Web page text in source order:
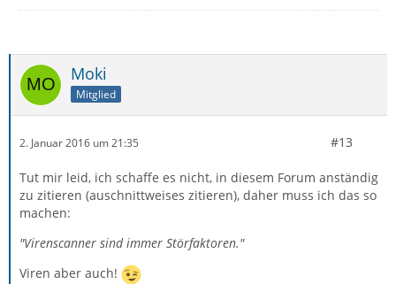
Moki
Mitglied
2. Januar 2016 um 21:35 #13
Tut mir leid, ich schaffe es nicht, in diesem Forum anständig
zu zitieren (auschnittweises zitieren), daher muss ich das so
machen:
"Virenscanner sind immer Störfaktoren."
Viren aber auch!